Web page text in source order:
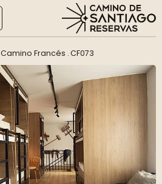
Camino Francés .CF073